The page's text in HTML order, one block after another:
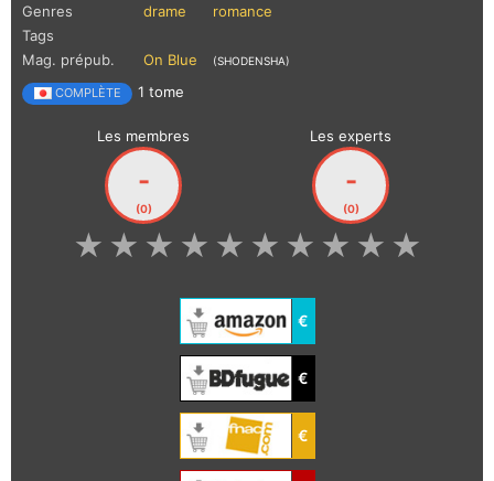
Genres
drame
romance
Tags
Mag. prépub.
On Blue (SHODENSHA)
COMPLÈTE 1 tome
Les membres
-
(0)
Les experts
-
(0)
★
★
★
★
★
★
★
★
★
★
€
€
€